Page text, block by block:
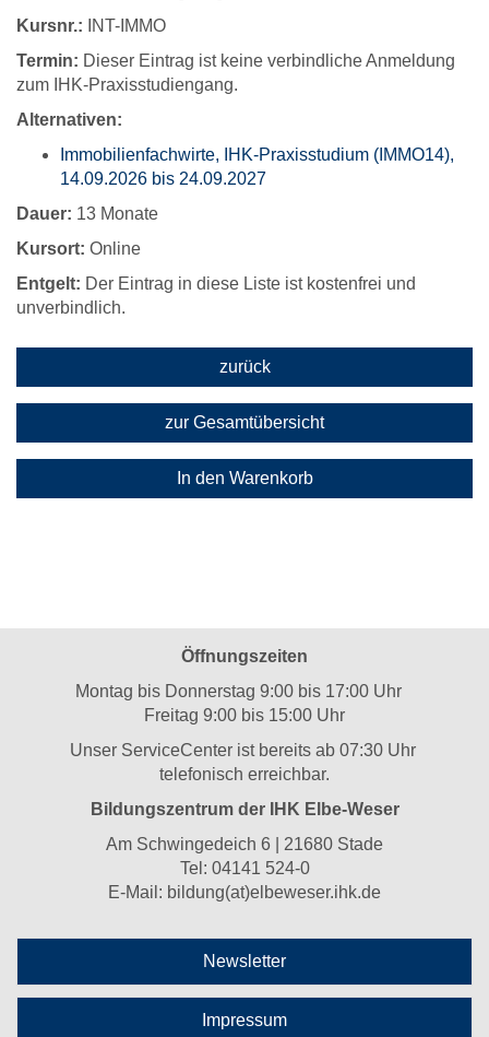
Kursnr.: INT-IMMO
Termin: Dieser Eintrag ist keine verbindliche Anmeldung
zum IHK-Praxisstudiengang.
Alternativen:
Immobilienfachwirte, IHK-Praxisstudium (IMMO14),
14.09.2026 bis 24.09.2027
Dauer: 13 Monate
Kursort: Online
Entgelt: Der Eintrag in diese Liste ist kostenfrei und
unverbindlich.
zurück
zur Gesamtübersicht
In den Warenkorb
Öffnungszeiten
Montag bis Donnerstag 9:00 bis 17:00 Uhr
Freitag 9:00 bis 15:00 Uhr
Unser ServiceCenter ist bereits ab 07:30 Uhr
telefonisch erreichbar.
Bildungszentrum der IHK Elbe-Weser
Am Schwingedeich 6 | 21680 Stade
Tel: 04141 524-0
E-Mail: bildung(at)elbeweser.ihk.de
Newsletter
Impressum